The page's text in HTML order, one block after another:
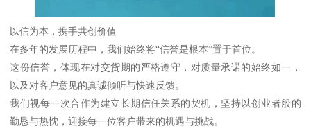
以信为本，携手共创价值
在多年的发展历程中，我们始终将“信誉是根本”置于首位。
这份信誉，体现在对交货期的严格遵守，对质量承诺的始终如一，
以及对客户意见的真诚倾听与快速反馈。
我们视每一次合作为建立长期信任关系的契机，坚持以创业者般的
勤恳与热忱，迎接每一位客户带来的机遇与挑战。